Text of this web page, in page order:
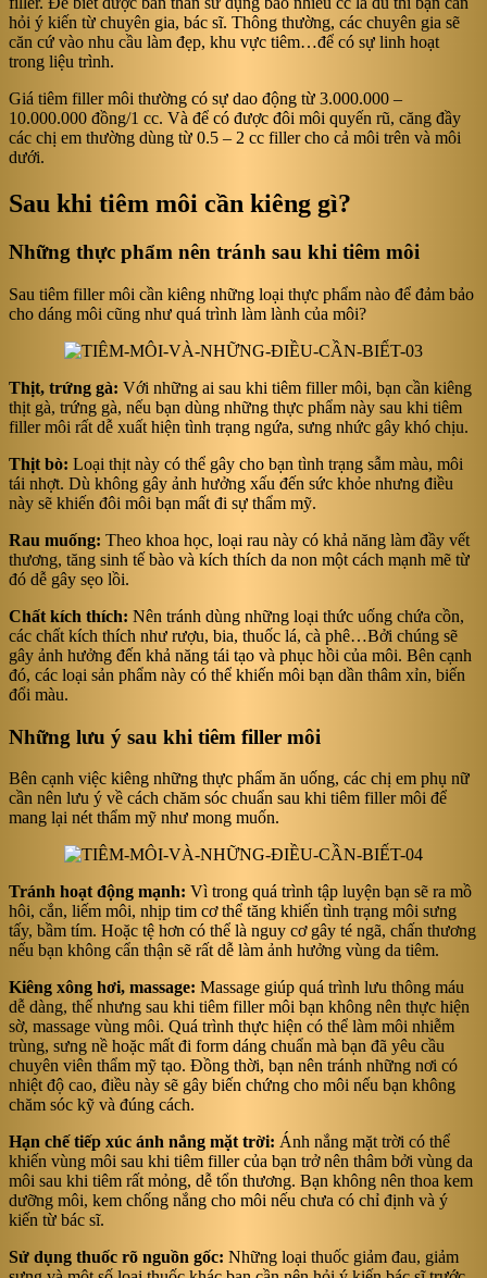
hỏi ý kiến từ chuyên gia, bác sĩ. Thông thường, các chuyên gia sẽ
căn cứ vào nhu cầu làm đẹp, khu vực tiêm…để có sự linh hoạt
trong liệu trình.
Giá tiêm filler môi thường có sự dao động từ 3.000.000 –
10.000.000 đồng/1 cc. Và để có được đôi môi quyến rũ, căng đầy
các chị em thường dùng từ 0.5 – 2 cc filler cho cả môi trên và môi
dưới.
Sau khi tiêm môi cần kiêng gì?
Những thực phẩm nên tránh sau khi tiêm môi
Sau tiêm filler môi cần kiêng những loại thực phẩm nào để đảm bảo
cho dáng môi cũng như quá trình làm lành của môi?
Thịt, trứng gà: Với những ai sau khi tiêm filler môi, bạn cần kiêng
thịt gà, trứng gà, nếu bạn dùng những thực phẩm này sau khi tiêm
filler môi rất dễ xuất hiện tình trạng ngứa, sưng nhức gây khó chịu.
Thịt bò: Loại thịt này có thể gây cho bạn tình trạng sẫm màu, môi
tái nhợt. Dù không gây ảnh hưởng xấu đến sức khỏe nhưng điều
này sẽ khiến đôi môi bạn mất đi sự thẩm mỹ.
Rau muống: Theo khoa học, loại rau này có khả năng làm đầy vết
thương, tăng sinh tế bào và kích thích da non một cách mạnh mẽ từ
đó dễ gây sẹo lồi.
Chất kích thích: Nên tránh dùng những loại thức uống chứa cồn,
các chất kích thích như rượu, bia, thuốc lá, cà phê…Bởi chúng sẽ
gây ảnh hưởng đến khả năng tái tạo và phục hồi của môi. Bên cạnh
đó, các loại sản phẩm này có thể khiến môi bạn dần thâm xỉn, biến
đổi màu.
Những lưu ý sau khi tiêm filler môi
Bên cạnh việc kiêng những thực phẩm ăn uống, các chị em phụ nữ
cần nên lưu ý về cách chăm sóc chuẩn sau khi tiêm filler môi để
mang lại nét thẩm mỹ như mong muốn.
Tránh hoạt động mạnh: Vì trong quá trình tập luyện bạn sẽ ra mồ
hôi, cắn, liếm môi, nhịp tim cơ thể tăng khiến tình trạng môi sưng
tấy, bầm tím. Hoặc tệ hơn có thể là nguy cơ gây té ngã, chấn thương
nếu bạn không cẩn thận sẽ rất dễ làm ảnh hưởng vùng da tiêm.
Kiêng xông hơi, massage: Massage giúp quá trình lưu thông máu
dễ dàng, thế nhưng sau khi tiêm filler môi bạn không nên thực hiện
sờ, massage vùng môi. Quá trình thực hiện có thể làm môi nhiễm
trùng, sưng nề hoặc mất đi form dáng chuẩn mà bạn đã yêu cầu
chuyên viên thẩm mỹ tạo. Đồng thời, bạn nên tránh những nơi có
nhiệt độ cao, điều này sẽ gây biến chứng cho môi nếu bạn không
chăm sóc kỹ và đúng cách.
Hạn chế tiếp xúc ánh nắng mặt trời: Ánh nắng mặt trời có thể
khiến vùng môi sau khi tiêm filler của bạn trở nên thâm bởi vùng da
môi sau khi tiêm rất mỏng, dễ tổn thương. Bạn không nên thoa kem
dưỡng môi, kem chống nắng cho môi nếu chưa có chỉ định và ý
kiến từ bác sĩ.
Sử dụng thuốc rõ nguồn gốc: Những loại thuốc giảm đau, giảm